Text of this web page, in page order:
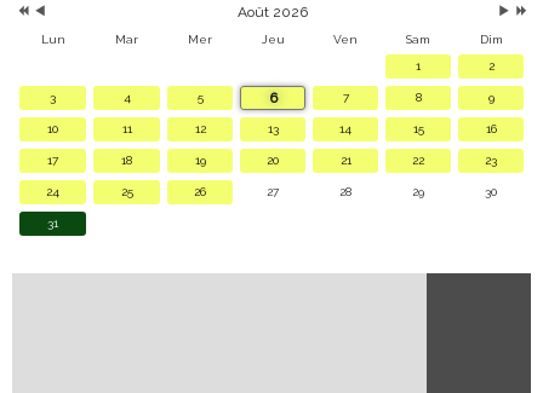
Août 2026
Lun Mar Mer Jeu Ven Sam
Dim
1
2
3 4 5 6 7 8 9
10 11 12 13 14 15 16
17 18 19 20 21 22 23
24 25 26 27 28 29 30
31